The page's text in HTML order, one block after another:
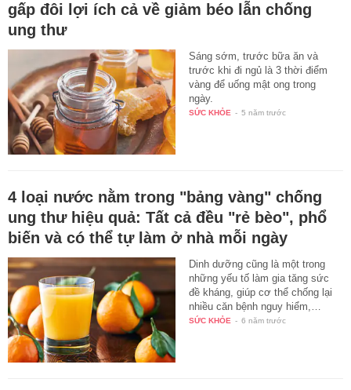
gấp đôi lợi ích cả về giảm béo lẫn chống
ung thư
Sáng sớm, trước bữa ăn và
trước khi đi ngủ là 3 thời điểm
vàng để uống mật ong trong
ngày.
SỨC KHỎE - 5 năm trước
4 loại nước nằm trong "bảng vàng" chống
ung thư hiệu quả: Tất cả đều "rẻ bèo", phổ
biến và có thể tự làm ở nhà mỗi ngày
Dinh dưỡng cũng là một trong
những yếu tố làm gia tăng sức
đề kháng, giúp cơ thể chống lại
nhiều căn bệnh nguy hiểm,…
SỨC KHỎE - 6 năm trước